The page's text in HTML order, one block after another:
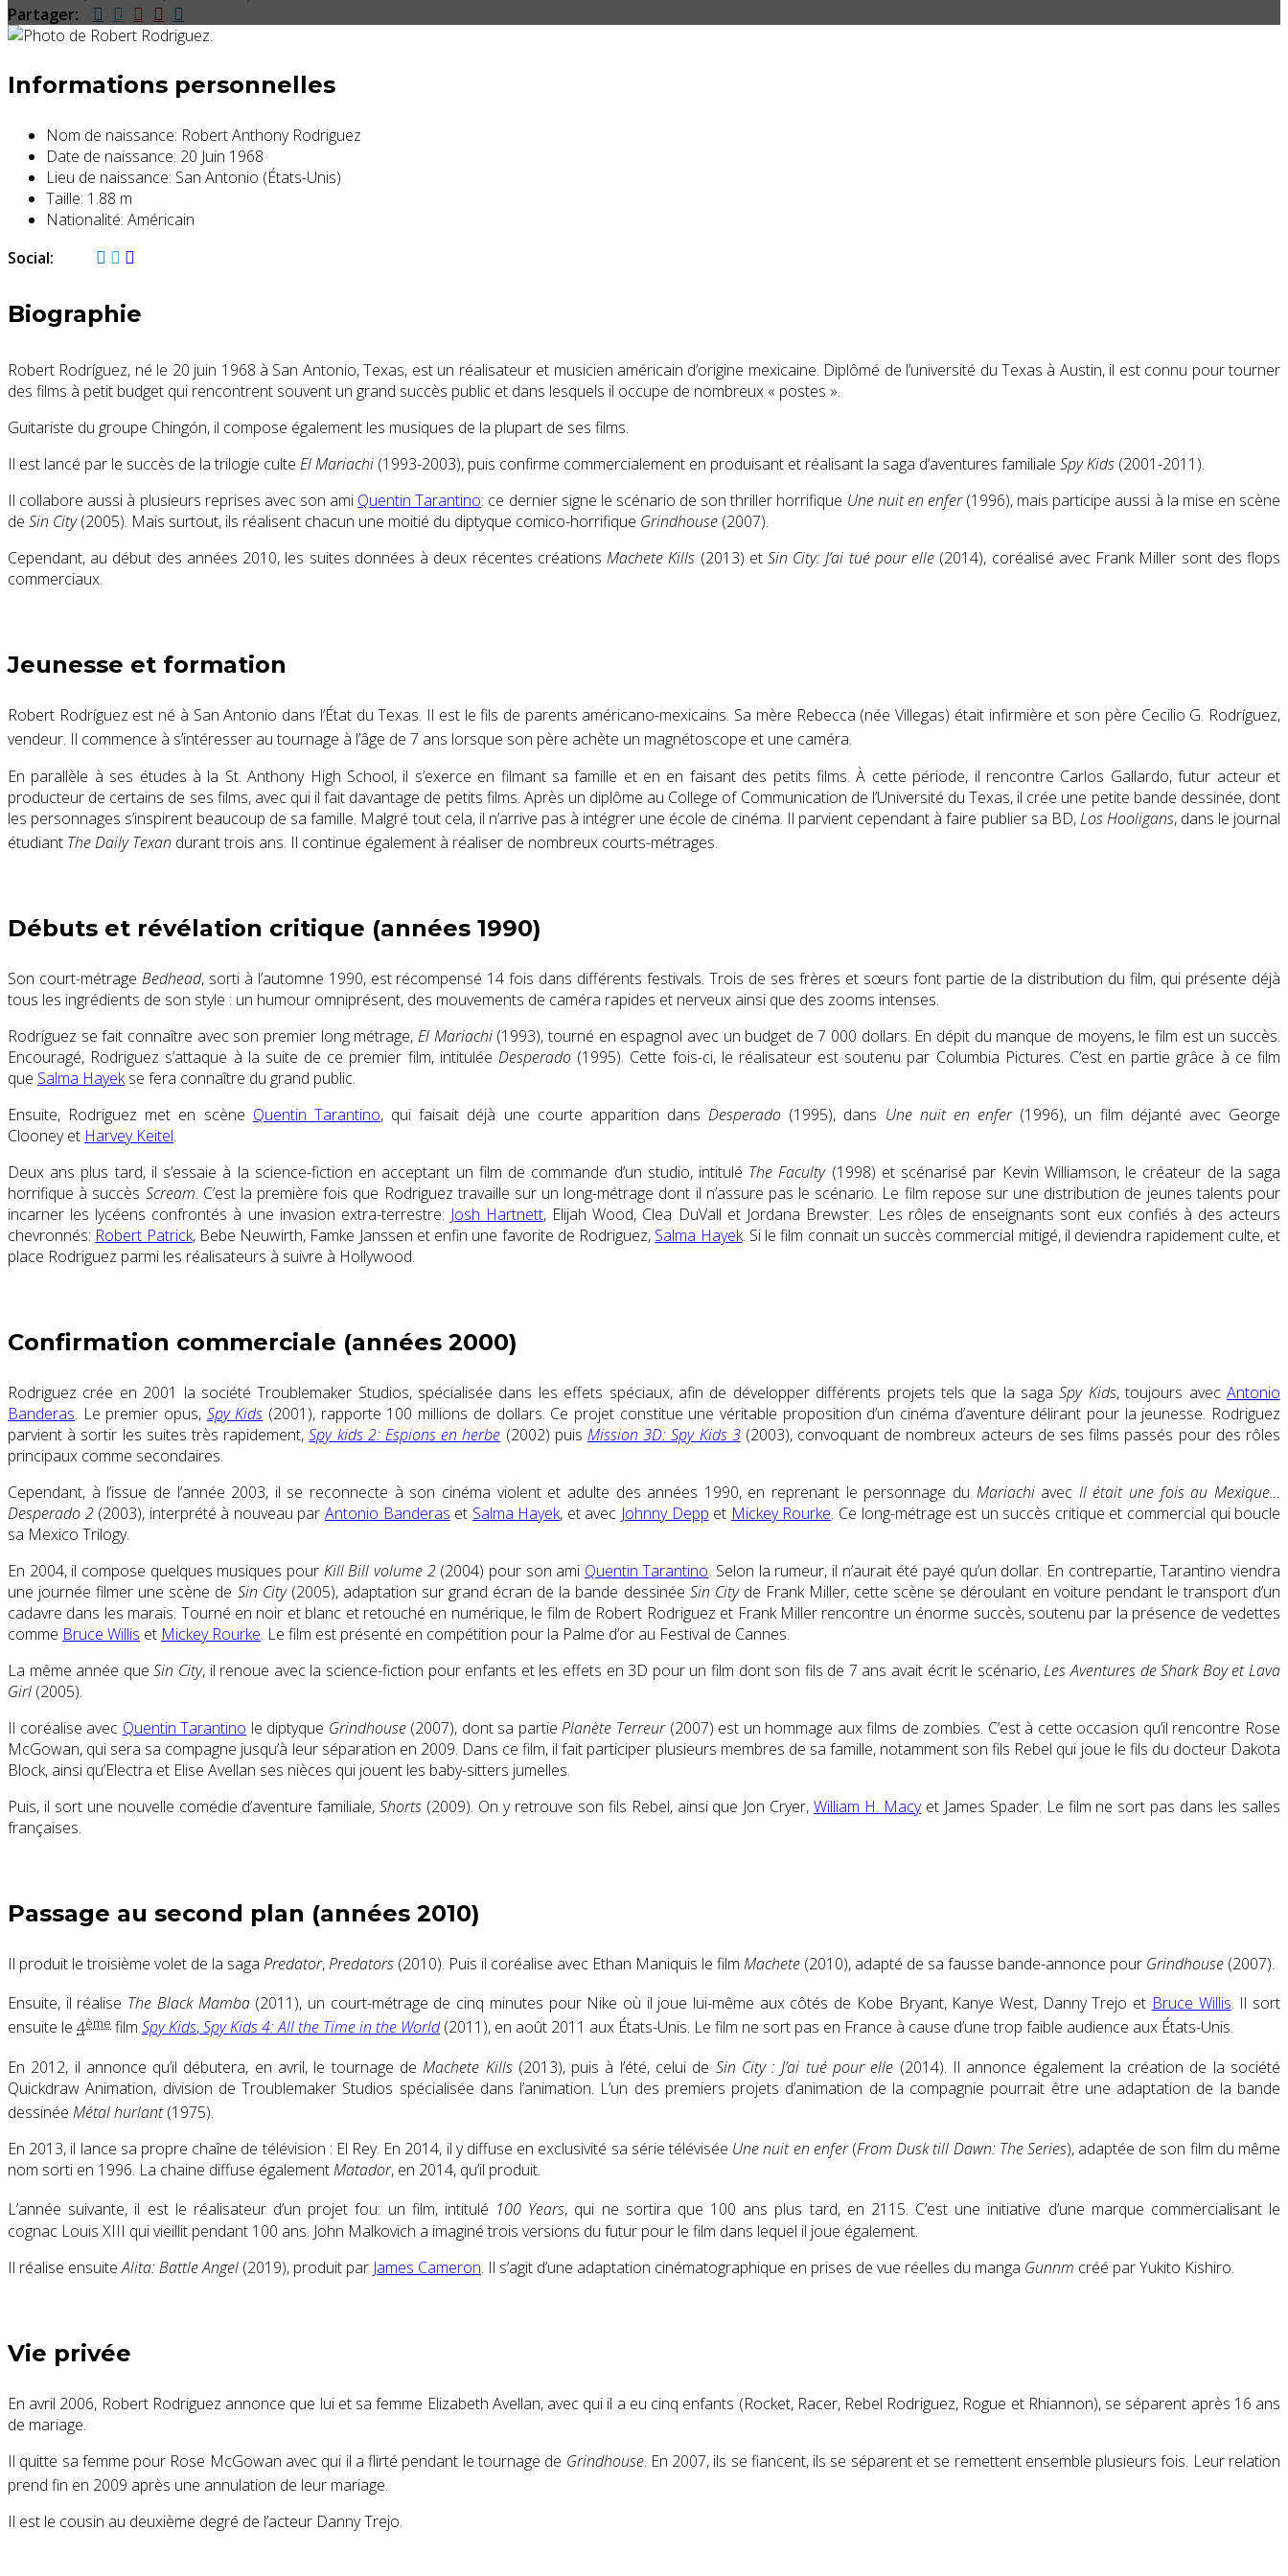
Partager:
Informations personnelles
Nom de naissance: Robert Anthony Rodriguez
Date de naissance: 20 Juin 1968
Lieu de naissance: San Antonio (États-Unis)
Taille: 1.88 m
Nationalité: Américain
Social:
Biographie
Robert Rodríguez, né le 20 juin 1968 à San Antonio, Texas, est un réalisateur et musicien américain d’origine mexicaine. Diplômé de l’université du Texas à Austin, il est connu pour tourner
des films à petit budget qui rencontrent souvent un grand succès public et dans lesquels il occupe de nombreux « postes ».
Guitariste du groupe Chingón, il compose également les musiques de la plupart de ses films.
Il est lancé par le succès de la trilogie culte El Mariachi (1993-2003), puis confirme commercialement en produisant et réalisant la saga d’aventures familiale Spy Kids (2001-2011).
Il collabore aussi à plusieurs reprises avec son ami Quentin Tarantino: ce dernier signe le scénario de son thriller horrifique Une nuit en enfer(1996), mais participe aussi à la mise en scène
de Sin City(2005). Mais surtout, ils réalisent chacun une moitié du diptyque comico-horrifique Grindhouse (2007).
Cependant, au début des années 2010, les suites données à deux récentes créationsMachete Kills (2013) et Sin City: J’ai tué pour elle (2014), coréalisé avec Frank Miller sont des flops
commerciaux.
Jeunesse et formation
Robert Rodríguez est né à San Antonio dans l’État du Texas. Il est le fils de parents américano-mexicains. Sa mère Rebecca (née Villegas) était infirmière et son père Cecilio G. Rodríguez,
vendeur. Il commence à s’intéresser au tournage à l’âge de 7 ans lorsque son père achète un magnétoscope et une caméra.
En parallèle à ses études à la St. Anthony High School, il s’exerce en filmant sa famille et en en faisant des petits films. À cette période, il rencontre Carlos Gallardo, futur acteur et
producteur de certains de ses films, avec qui il fait davantage de petits films. Après un diplôme au College of Communication de l’Université du Texas, il crée une petite bande dessinée, dont
les personnages s’inspirent beaucoup de sa famille. Malgré tout cela, il n’arrive pas à intégrer une école de cinéma. Il parvient cependant à faire publier sa BD,Los Hooligans, dans le journal
étudiant The Daily Texan durant trois ans. Il continue également à réaliser de nombreux courts-métrages.
Débuts et révélation critique (années 1990)
Son court-métrage Bedhead, sorti à l’automne 1990, est récompensé 14 fois dans différents festivals. Trois de ses frères et sœurs font partie de la distribution du film, qui présente déjà
tous les ingrédients de son style : un humour omniprésent, des mouvements de caméra rapides et nerveux ainsi que des zooms intenses.
Rodríguez se fait connaître avec son premier long métrage, El Mariachi(1993), tourné en espagnol avec un budget de 7 000 dollars. En dépit du manque de moyens, le film est un succès.
Encouragé, Rodriguez s’attaque à la suite de ce premier film, intitulée Desperado(1995). Cette fois-ci, le réalisateur est soutenu par Columbia Pictures. C’est en partie grâce à ce film
que Salma Hayekse fera connaître du grand public.
Ensuite, Rodriguez met en scène Quentin Tarantino, qui faisait déjà une courte apparition dansDesperado (1995), dans Une nuit en enfer (1996), un film déjanté avec George
Clooney et Harvey Keitel.
Deux ans plus tard, il s’essaie à la science-fiction en acceptant un film de commande d’un studio, intitulé The Faculty(1998) et scénarisé par Kevin Williamson, le créateur de la saga
horrifique à succès Scream. C’est la première fois que Rodriguez travaille sur un long-métrage dont il n’assure pas le scénario. Le film repose sur une distribution de jeunes talents pour
incarner les lycéens confrontés à une invasion extra-terrestre: Josh Hartnett, Elijah Wood, Clea DuVall et Jordana Brewster. Les rôles de enseignants sont eux confiés à des acteurs
chevronnés: Robert Patrick, Bebe Neuwirth, Famke Janssen et enfin une favorite de Rodriguez, Salma Hayek. Si le film connait un succès commercial mitigé, il deviendra rapidement culte, et
place Rodriguez parmi les réalisateurs à suivre à Hollywood.
Confirmation commerciale (années 2000)
Rodriguez crée en 2001 la société Troublemaker Studios, spécialisée dans les effets spéciaux, afin de développer différents projets tels que la sagaSpy Kids, toujours avecAntonio
Banderas. Le premier opus, Spy Kids (2001), rapporte 100 millions de dollars. Ce projet constitue une véritable proposition d’un cinéma d’aventure délirant pour la jeunesse. Rodriguez
parvient à sortir les suites très rapidement,Spy kids 2: Espions en herbe (2002) puis Mission 3D: Spy Kids 3(2003), convoquant de nombreux acteurs de ses films passés pour des rôles
principaux comme secondaires.
Cependant, à l’issue de l’année 2003, il se reconnecte à son cinéma violent et adulte des années 1990, en reprenant le personnage du Mariachiavec Il était une fois au Mexique…
Desperado 2 (2003), interprété à nouveau parAntonio Banderas et Salma Hayek, et avec Johnny Depp et Mickey Rourke. Ce long-métrage est un succès critique et commercial qui boucle
sa Mexico Trilogy.
En 2004, il compose quelques musiques pour Kill Bill volume 2(2004) pour son ami Quentin Tarantino. Selon la rumeur, il n’aurait été payé qu’un dollar. En contrepartie, Tarantino viendra
une journée filmer une scène de Sin City(2005), adaptation sur grand écran de la bande dessinée Sin Cityde Frank Miller, cette scène se déroulant en voiture pendant le transport d’un
cadavre dans les marais. Tourné en noir et blanc et retouché en numérique, le film de Robert Rodriguez et Frank Miller rencontre un énorme succès, soutenu par la présence de vedettes
comme Bruce Willis et Mickey Rourke. Le film est présenté en compétition pour la Palme d’or au Festival de Cannes.
La même année queSin City, il renoue avec la science-fiction pour enfants et les effets en 3D pour un film dont son fils de 7 ans avait écrit le scénario,Les Aventures de Shark Boy et Lava
Girl (2005).
Il coréalise avec Quentin Tarantino le diptyque Grindhouse(2007), dont sa partiePlanète Terreur(2007) est un hommage aux films de zombies. C’est à cette occasion qu’il rencontre Rose
McGowan, qui sera sa compagne jusqu’à leur séparation en 2009. Dans ce film, il fait participer plusieurs membres de sa famille, notamment son fils Rebel qui joue le fils du docteur Dakota
Block, ainsi qu’Electra et Elise Avellan ses nièces qui jouent les baby-sitters jumelles.
Puis, il sort une nouvelle comédie d’aventure familiale,Shorts (2009). On y retrouve son fils Rebel, ainsi que Jon Cryer,William H. Macyet James Spader. Le film ne sort pas dans les salles
françaises.
Passage au second plan (années 2010)
Il produit le troisième volet de la saga Predator,Predators (2010). Puis il coréalise avec Ethan Maniquis le film Machete (2010), adapté de sa fausse bande-annonce pour Grindhouse (2007).
Ensuite, il réalise The Black Mamba(2011), un court-métrage de cinq minutes pour Nike où il joue lui-même aux côtés de Kobe Bryant, Kanye West, Danny Trejo et Bruce Willis. Il sort
ensuite le 4ème film Spy Kids,Spy Kids 4: All the Time in the World(2011), en août 2011 aux États-Unis. Le film ne sort pas en France à cause d’une trop faible audience aux États-Unis.
En 2012, il annonce qu’il débutera, en avril, le tournage deMachete Kills(2013), puis à l’été, celui de Sin City : J’ai tué pour elle (2014). Il annonce également la création de la société
Quickdraw Animation, division de Troublemaker Studios spécialisée dans l’animation. L’un des premiers projets d’animation de la compagnie pourrait être une adaptation de la bande
dessinée Métal hurlant(1975).
En 2013, il lance sa propre chaîne de télévision : El Rey. En 2014, il y diffuse en exclusivité sa série télévisée Une nuit en enfer(From Dusk till Dawn: The Series), adaptée de son film du même
nom sorti en 1996. La chaine diffuse égalementMatador, en 2014, qu’il produit.
L’année suivante, il est le réalisateur d’un projet fou: un film, intitulé 100 Years, qui ne sortira que 100 ans plus tard, en 2115. C’est une initiative d’une marque commercialisant le
cognac Louis XIII qui vieillit pendant 100 ans. John Malkovich a imaginé trois versions du futur pour le film dans lequel il joue également.
Il réalise ensuiteAlita: Battle Angel (2019), produit par James Cameron. Il s’agit d’une adaptation cinématographique en prises de vue réelles du manga Gunnm créé par Yukito Kishiro.
Vie privée
En avril 2006, Robert Rodriguez annonce que lui et sa femme Elizabeth Avellan, avec qui il a eu cinq enfants (Rocket, Racer, Rebel Rodriguez, Rogue et Rhiannon), se séparent après 16 ans
de mariage.
Il quitte sa femme pour Rose McGowan avec qui il a flirté pendant le tournage de Grindhouse. En 2007, ils se fiancent, ils se séparent et se remettent ensemble plusieurs fois. Leur relation
prend fin en 2009 après une annulation de leur mariage.
Il est le cousin au deuxième degré de l’acteur Danny Trejo.